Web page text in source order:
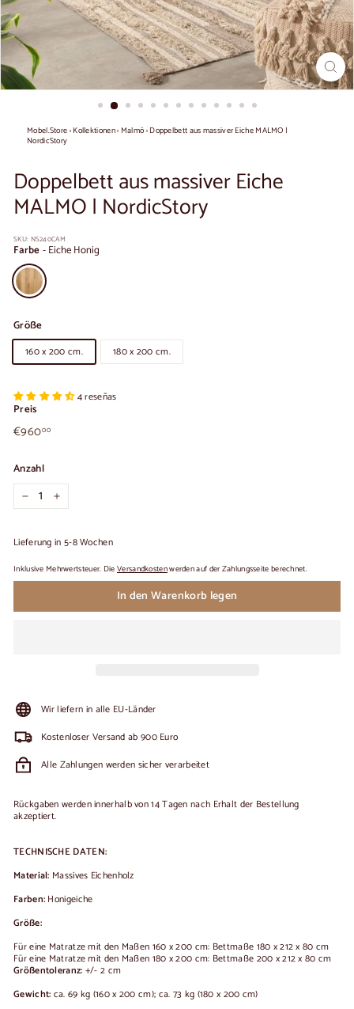
Mobel.Store›Kollektionen› Malmö›Doppelbett aus massiver Eiche MALMO |
NordicStory
Doppelbett aus massiver Eiche
MALMO | NordicStory
SKU: NS240CAM
Farbe-Eiche Honig
Größe
160 x 200 cm. 180 x 200 cm.
4 reseñas
Preis
Üblicher
Preis
€96000€960,00
Anzahl
+
Lieferung in 5-8 Wochen
Inklusive Mehrwertsteuer. DieVersandkostenwerden auf der Zahlungsseite berechnet.
In den Warenkorb legen
Wir liefern in alle EU-Länder
Kostenloser Versand ab 900 Euro
Alle Zahlungen werden sicher verarbeitet
Rückgaben werden innerhalb von 14 Tagen nach Erhalt der Bestellung
akzeptiert.
TECHNISCHE DATEN:
Material: Massives Eichenholz
Farben: Honigeiche
Größe:
Für eine Matratze mit den Maßen 160 x 200 cm: Bettmaße 180 x 212 x 80 cm
Für eine Matratze mit den Maßen 180 x 200 cm: Bettmaße 200 x 212 x 80 cm
Größentoleranz: +/- 2 cm
Gewicht: ca. 69 kg (160 x 200 cm); ca. 73 kg (180 x 200 cm)